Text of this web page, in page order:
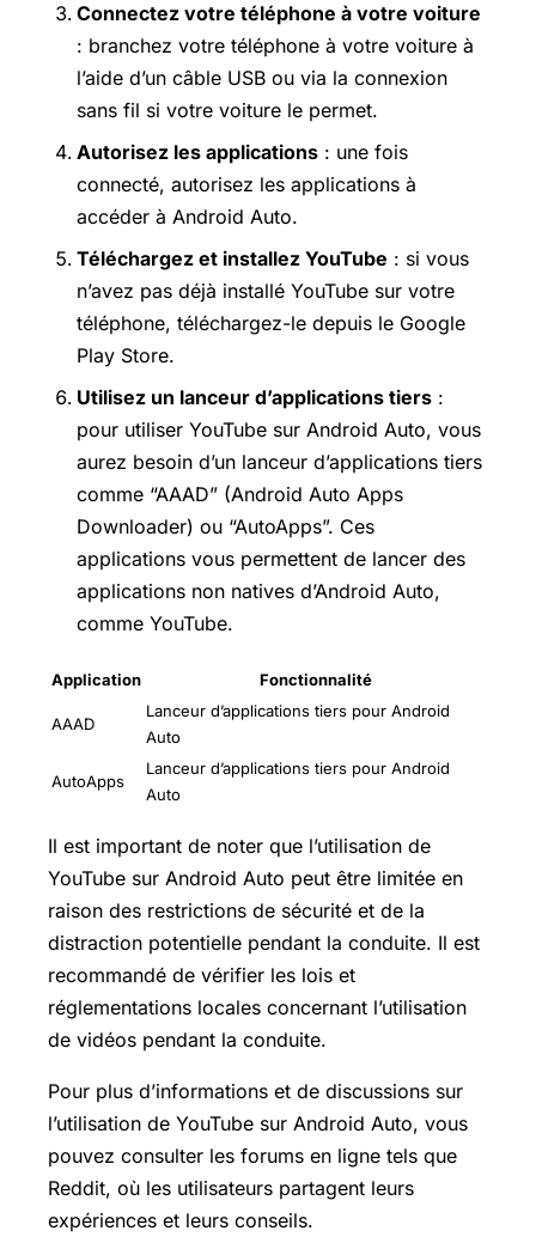
Connectez votre téléphone à votre voiture
: branchez votre téléphone à votre voiture à
l’aide d’un câble USB ou via la connexion
sans fil si votre voiture le permet.
Autorisez les applications : une fois
connecté, autorisez les applications à
accéder à Android Auto.
Téléchargez et installez YouTube : si vous
n’avez pas déjà installé YouTube sur votre
téléphone, téléchargez-le depuis le Google
Play Store.
Utilisez un lanceur d’applications tiers :
pour utiliser YouTube sur Android Auto, vous
aurez besoin d’un lanceur d’applications tiers
comme “AAAD” (Android Auto Apps
Downloader) ou “AutoApps”. Ces
applications vous permettent de lancer des
applications non natives d’Android Auto,
comme YouTube.
Application Fonctionnalité
AAAD
Lanceur d’applications tiers pour Android
Auto
AutoApps
Lanceur d’applications tiers pour Android
Auto
Il est important de noter que l’utilisation de
YouTube sur Android Auto peut être limitée en
raison des restrictions de sécurité et de la
distraction potentielle pendant la conduite. Il est
recommandé de vérifier les lois et
réglementations locales concernant l’utilisation
de vidéos pendant la conduite.
Pour plus d’informations et de discussions sur
l’utilisation de YouTube sur Android Auto, vous
pouvez consulter les forums en ligne tels que
Reddit, où les utilisateurs partagent leurs
expériences et leurs conseils.